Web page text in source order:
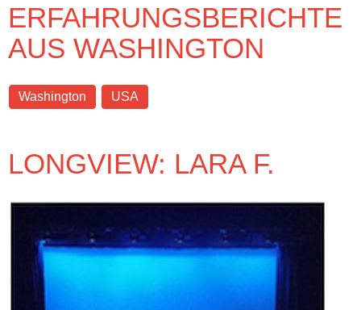
ERFAHRUNGSBERICHTE
AUS WASHINGTON
Washington USA
LONGVIEW: LARA F.